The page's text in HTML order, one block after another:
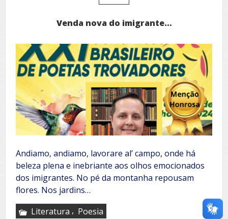
Venda nova do imigrante…
Andiamo, andiamo, lavorare al’ campo, onde há
beleza plena e inebriante aos olhos emocionados
dos imigrantes. No pé da montanha repousam
flores. Nos jardins…
Literatura , Poesia